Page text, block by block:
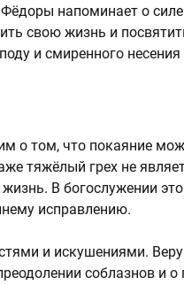
напоминает о
свою жизнь и
и смиренного несения
о том, что покаяние
тяжёлый грех не
В богослужении
исправлению.
и искушениями.
соблазнов и о